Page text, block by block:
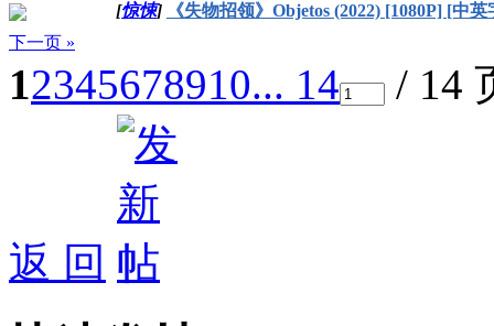
[惊悚]
《失物招领》Objetos (2022) [1080P] [中英
下一页 »
12345678910... 14 / 14
返 回